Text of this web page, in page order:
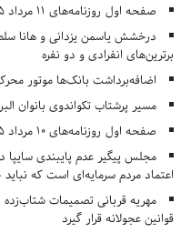
صفحه اول روزنامه‌های 11 مرداد 1405
درخشش یاسمن یزدانی و هانا
برترین‌های انفرادی و دو نفره
اضافه‌برداشت بانک‌ها موتور
مسیر پرشتاب تکواندوی بانوان
صفحه اول روزنامه‌های 10 مرداد 1405
مجلس پیگیر عدم پایبندی
اعتماد مردم سرمایه‌ای است که
مهریه قربانی تصمیمات
قوانین عجولانه قرار گیرد